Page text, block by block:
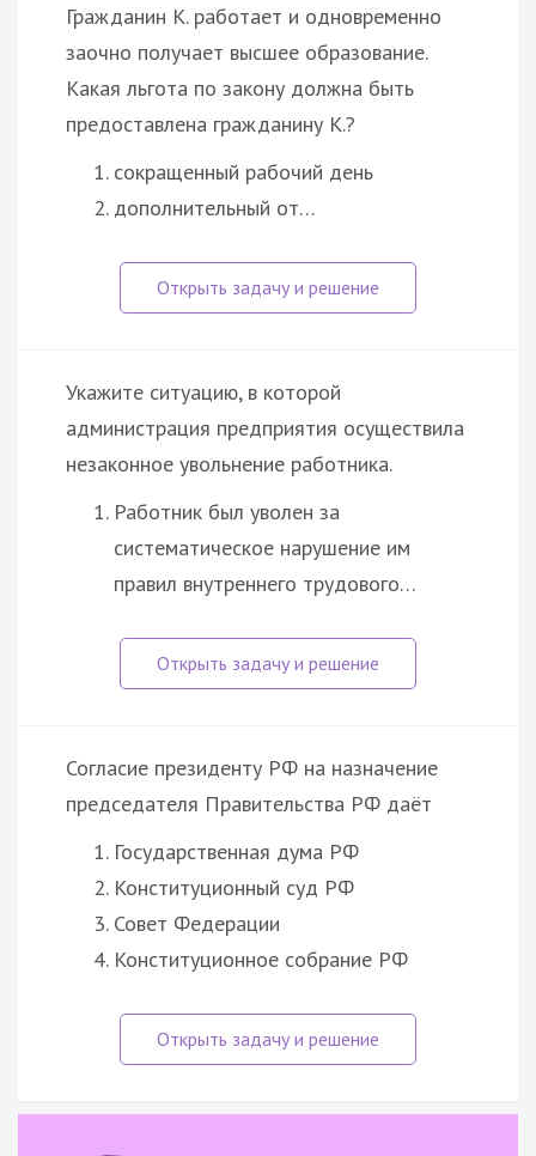
Гражданин К. работает и одновременно
заочно получает высшее образование.
Какая льгота по закону должна быть
предоставлена гражданину К.?
сокращенный рабочий день
дополнительный от…
Укажите ситуацию, в которой
администрация предприятия осуществила
незаконное увольнение работника.
Работник был уволен за
систематическое нарушение им
правил внутреннего трудового…
Согласие президенту РФ на назначение
председателя Правительства РФ даёт
Государственная дума РФ
Конституционный суд РФ
Совет Федерации
Конституционное собрание РФ